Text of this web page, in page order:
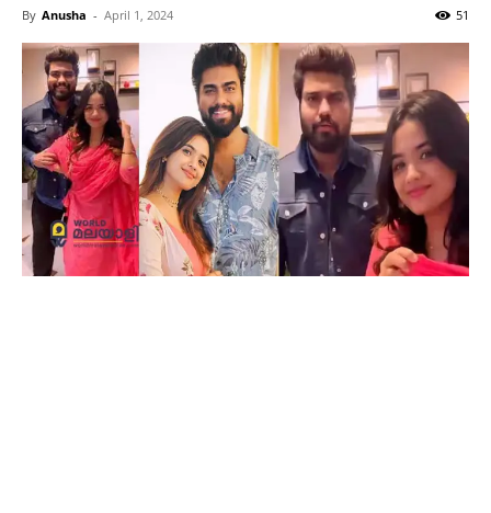
By Anusha - April 1, 2024 51